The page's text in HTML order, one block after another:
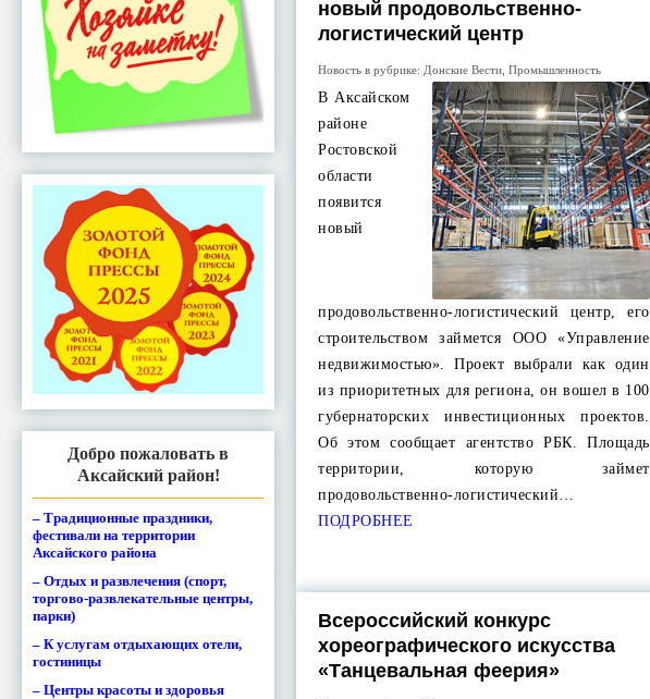
Добро пожаловать в
Аксайский район!
– Традиционные праздники,
фестивали на территории
Аксайского района
– Отдых и развлечения (спорт,
торгово-развлекательные центры,
парки)
– К услугам отдыхающих отели,
гостиницы
– Центры красоты и здоровья
новый продовольственно-
логистический центр
Новость в рубрике: Донские Вести ,Промышленность
В Аксайском
районе
Ростовской
области
появится
новый
продовольственно-логистический центр, его
строительством займется ООО «Управление
недвижимостью». Проект выбрали как один
из приоритетных для региона, он вошел в 100
губернаторских инвестиционных проектов.
Об этом сообщает агентство РБК. Площадь
территории, которую займет
продовольственно-логистический…
ПОДРОБНЕЕ
Всероссийский конкурс
хореографического искусства
«Танцевальная феерия»